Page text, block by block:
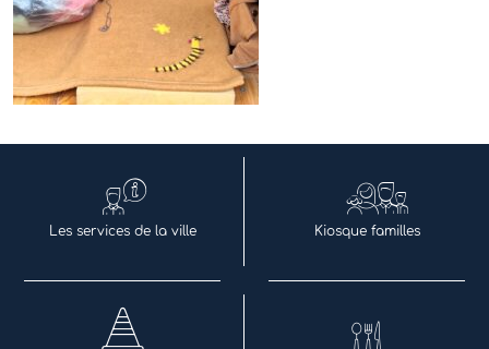
Les services de la ville Kiosque familles